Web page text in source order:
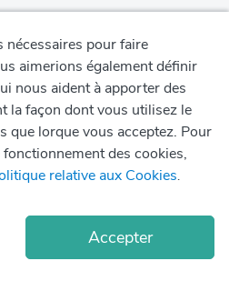
Technologies FZ-LLC
pour faire
aimerions également définir
nous aident à apporter des
la façon dont vous utilisez le
que lorque vous acceptez. Pour
des cookies,
relative aux Cookies.
Accepter